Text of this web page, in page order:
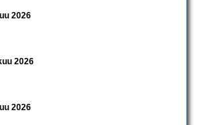
2026
2026
2026